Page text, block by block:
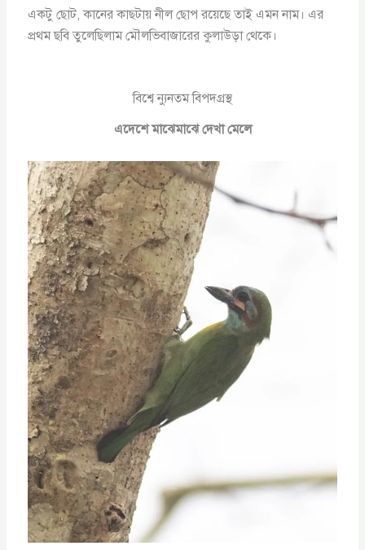
একটু ছোট, কানের কাছটায় নীল ছোপ রয়েছে তাই এমন নাম। এর
প্রথম ছবি তুলেছিলাম মৌলভিবাজারের কুলাউড়া থেকে।
বিশ্বে ন্যুনতম বিপদগ্রস্থ
এদেশে মাঝেমাঝে দেখা মেলে